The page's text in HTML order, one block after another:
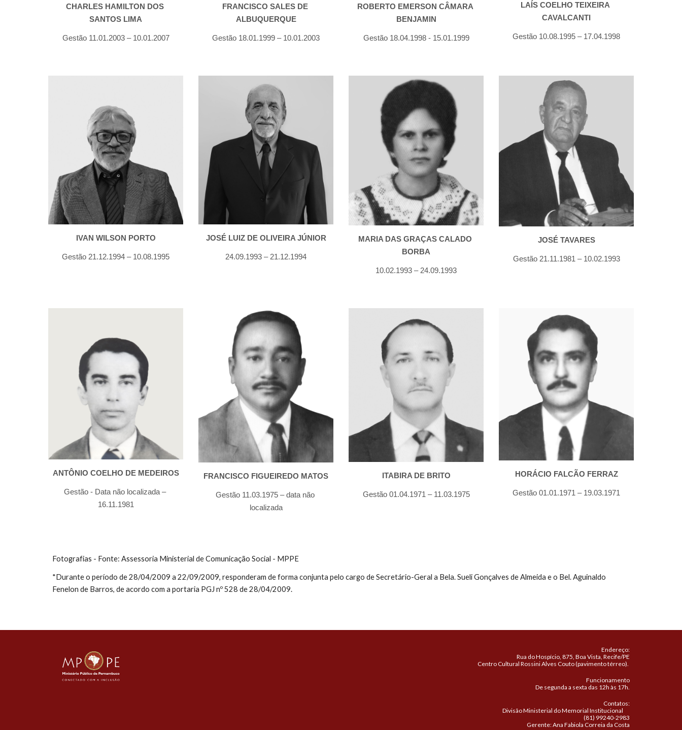
CHARLES HAMILTON DOS
SANTOS LIMA
Gestão 11.01.2003 – 10.01.2007
FRANCISCO SALES DE
ALBUQUERQUE
Gestão 18.01.1999 – 10.01.2003
ROBERTO EMERSON CÂMARA
BENJAMIN
Gestão 18.04.1998 - 15.01.1999
LAÍS COELHO TEIXEIRA
CAVALCANTI
Gestão 10.08.1995 – 17.04.1998
IVAN WILSON PORTO
Gestão 21.12.1994 – 10.08.1995
JOSÉ LUIZ DE OLIVEIRA JÚNIOR
24.09.1993 – 21.12.1994
MARIA DAS GRAÇAS CALADO
BORBA
10.02.1993 – 24.09.1993
JOSÉ TAVARES
Gestão 21.11.1981 – 10.02.1993
ANTÔNIO COELHO DE MEDEIROS
Gestão - Data não localizada –
16.11.1981
FRANCISCO FIGUEIREDO MATOS
Gestão 11.03.1975 – data não
localizada
ITABIRA DE BRITO
Gestão 01.04.1971 – 11.03.1975
HORÁCIO FALCÃO FERRAZ
Gestão 01.01.1971 – 19.03.1971
Fotografias - Fonte: Assessoria Ministerial de Comunicação Social - MPPE
*Durante o período de 28/04/2009 a 22/09/2009, responderam de forma conjunta pelo cargo de Secretário-Geral a Bela. Sueli Gonçalves de Almeida e o Bel. Aguinaldo
Fenelon de Barros, de acordo com a portaria PGJ nº 528 de 28/04/2009.
Endereço:
Rua do Hospício, 875, Boa Vista, Recife/PE
Centro Cultural Rossini Alves Couto (pavimento térreo).
Funcionamento
De segunda a sexta das 12h às 17h.
Contatos:
Divisão Ministerial do Memorial Institucional
(81) 99240-2983
Gerente: Ana Fabiola Correia da Costa